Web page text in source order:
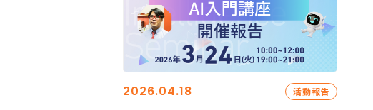
2026.04.18 活動報告